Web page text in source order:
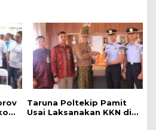
Bulqin dan Yonif TP
898/Pancalang Cakti
Taruna Poltekip Pamit
Usai Laksanakan KKN di